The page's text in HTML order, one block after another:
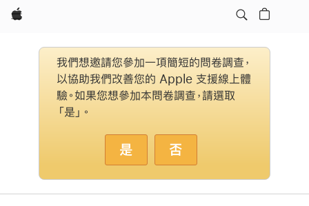
Apple
我們想邀請您參加一項簡短的問卷調查，
以協助我們改善您的 Apple 支援線上體
驗。如果您想參加本問卷調查，請選取
「是」。
是 否